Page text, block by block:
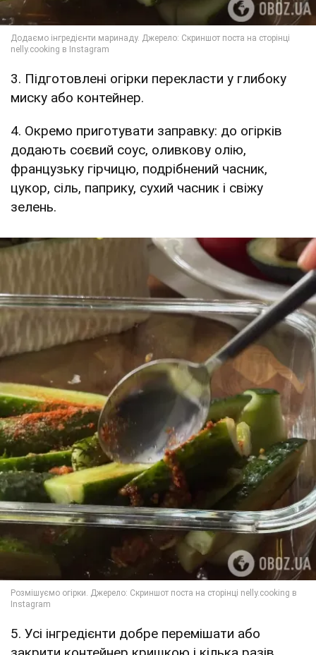
3. Підготовлені огірки перекласти у глибоку
миску або контейнер.
4. Окремо приготувати заправку: до огірків
додають соєвий соус, оливкову олію,
французьку гірчицю, подрібнений часник,
цукор, сіль, паприку, сухий часник і свіжу
зелень.
5. Усі інгредієнти добре перемішати або